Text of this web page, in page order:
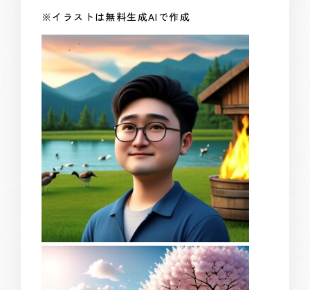
※イラストは無料生成AIで作成